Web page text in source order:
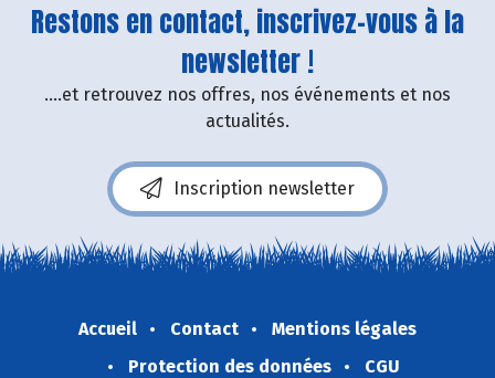
Restons en contact, inscrivez-vous à la
newsletter !
....et retrouvez nos offres, nos événements et nos
actualités.
Inscription newsletter
Accueil Contact
Mentions légales
Protection des données
CGU